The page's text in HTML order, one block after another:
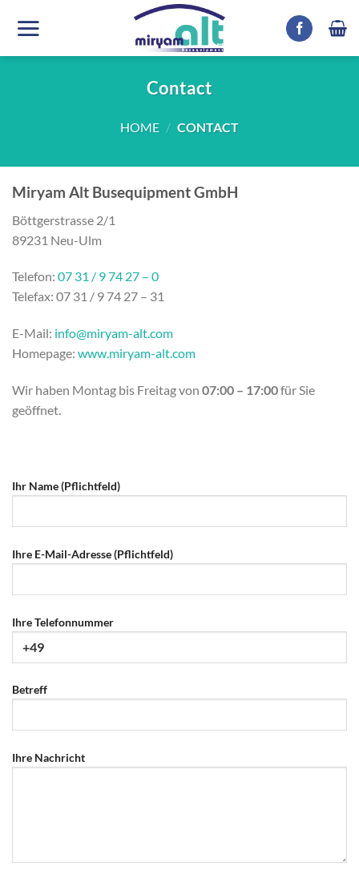
Contact
HOME / CONTACT
Miryam Alt Busequipment GmbH
Böttgerstrasse 2/1
89231 Neu-Ulm
Telefon: 07 31 / 9 74 27 – 0
Telefax: 07 31 / 9 74 27 – 31
E-Mail: info@miryam-alt.com
Homepage: www.miryam-alt.com
Wir haben Montag bis Freitag von 07:00 – 17:00für Sie
geöffnet.
Ihr Name (Pflichtfeld)
Ihre E-Mail-Adresse (Pflichtfeld)
Ihre Telefonnummer
Betreff
Ihre Nachricht